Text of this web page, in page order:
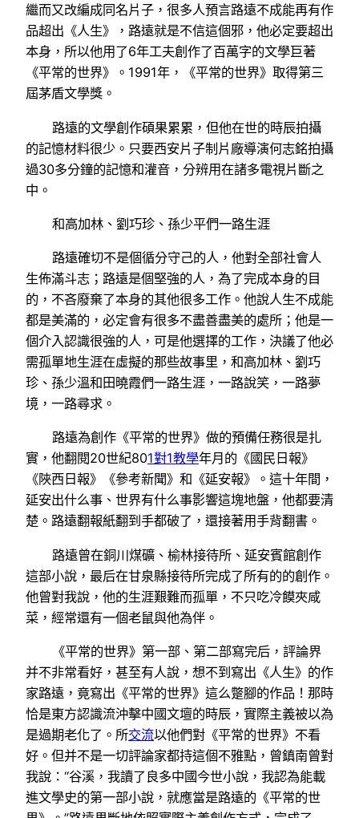
繼而又改編成同名片子，很多人預言路遠不成能再有作
品超出《人生》，路遠就是不信這個邪，他必定要超出
本身，所以他用了6年工夫創作了百萬字的文學巨著
《平常的世界》。1991年，《平常的世界》取得第三
屆茅盾文學獎。
路遠的文學創作碩果累累，但他在世的時辰拍攝
的記憶材料很少。只要西安片子制片廠導演何志銘拍攝
過30多分鐘的記憶和灌音，分辨用在諸多電視片斷之
中。
和高加林、劉巧珍、孫少平們一路生涯
路遠確切不是個循分守己的人，他對全部社會人
生佈滿斗志；路遠是個堅強的人，為了完成本身的目
的，不吝廢棄了本身的其他很多工作。他說人生不成能
都是美滿的，必定會有很多不盡善盡美的處所；他是一
個介入認識很強的人，可是他選擇的工作，決議了他必
需孤單地生涯在虛擬的那些故事里，和高加林、劉巧
珍、孫少溫和田曉霞們一路生涯，一路說笑，一路夢
境，一路尋求。
路遠為創作《平常的世界》做的預備任務很是扎
實，他翻閱20世紀801對1教學年月的《國民日報》
《陜西日報》《參考新聞》和《延安報》。這十年間，
延安出什么事、世界有什么事影響這塊地盤，他都要清
楚。路遠翻報紙翻到手都破了，還接著用手背翻書。
路遠曾在銅川煤礦、榆林接待所、延安賓館創作
這部小說，最后在甘泉縣接待所完成了所有的的創作。
他曾對我說，他的生涯艱難而孤單，不只吃冷饃夾咸
菜，經常還有一個老鼠與他為伴。
《平常的世界》第一部、第二部寫完后，評論界
并不非常看好，甚至有人說，想不到寫出《人生》的作
家路遠，竟寫出《平常的世界》這么蹩腳的作品！那時
恰是東方認識流沖擊中國文壇的時辰，實際主義被以為
是過期老化了。所交流以他們對《平常的世界》不看
好。但并不是一切評論家都持這個不雅點，曾鎮南曾對
我說：“谷溪，我讀了良多中國今世小說，我認為能載
進文學史的第一部小說，就應當是路遠的《平常的世